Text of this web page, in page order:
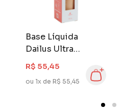
Base Líquida
Dailus Ultra
Cobertura 28 ml
D.3 Claro
R$ 55,45
ou 1x de R$ 55,45